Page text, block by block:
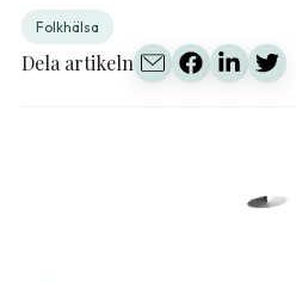
Folkhälsa
Dela artikeln